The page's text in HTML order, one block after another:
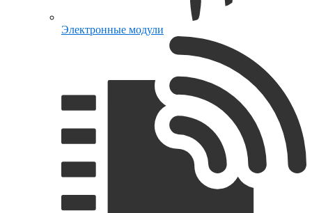
Электронные модули